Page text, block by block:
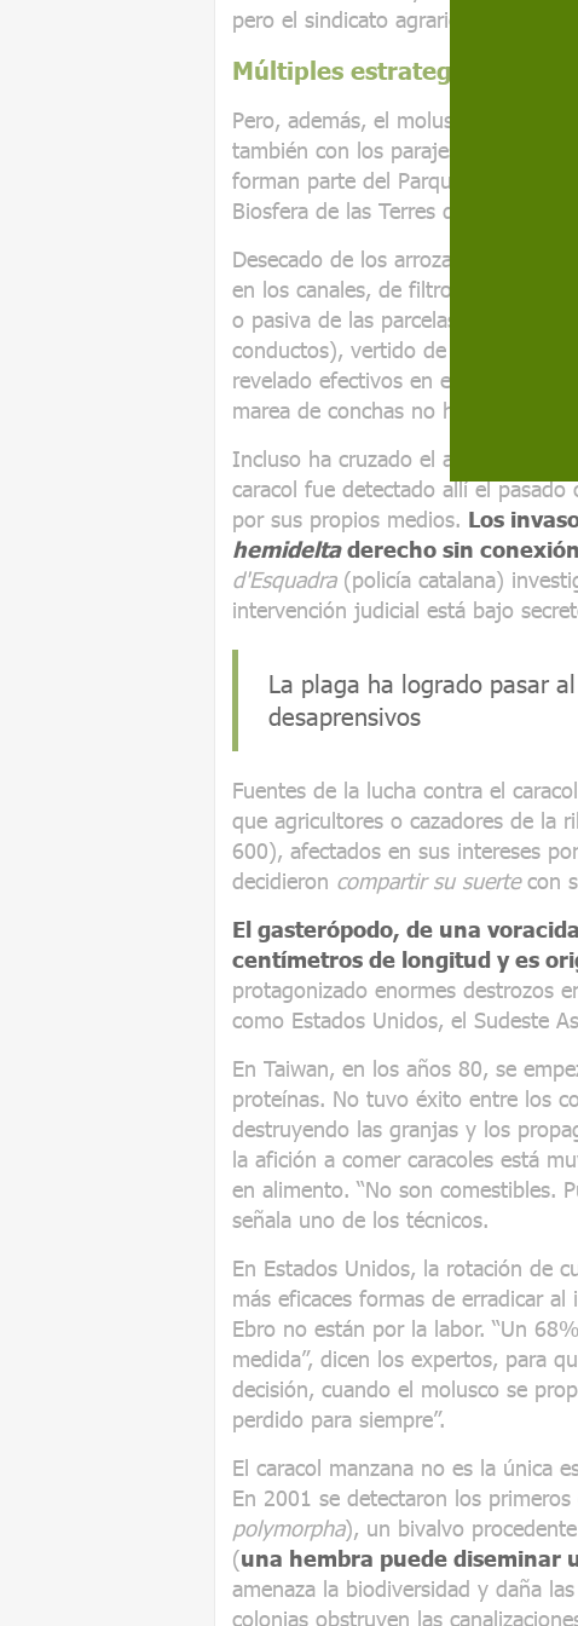
pero el sindicato agrario Unió de
Múltiples estrategias
Pero, además, el molusco
también con los parajes naturales
forman parte del Parque Natural
Biosfera de las Terres de l'Ebre,
Desecado de los arrozales durante
en los canales, de filtros en las
o pasiva de las parcelas (dejando
conductos), vertido de cal viva en
revelado efectivos en estos cuatro
marea de conchas no ha dejado de
Incluso ha cruzado el ancho río y
caracol fue detectado allí el
por sus propios medios. Los
hemideltaderecho sin
d'Esquadra(policía catalana)
intervención judicial está bajo
La plaga ha logrado pasar
desaprensivos
Fuentes de la lucha contra el
que agricultores o cazadores de la
600), afectados en sus intereses
decidieron compartir su suertecon
El gasterópodo, de una
centímetros de longitud y es
protagonizado enormes destrozos
como Estados Unidos, el Sudeste
En Taiwan, en los años 80, se
proteínas. No tuvo éxito entre los
destruyendo las granjas y los
la afición a comer caracoles está
en alimento. “No son comestibles.
señala uno de los técnicos.
En Estados Unidos, la rotación de
más eficaces formas de erradicar
Ebro no están por la labor. “Un
medida”, dicen los expertos, para
decisión, cuando el molusco se
perdido para siempre”.
El caracol manzana no es la única
En 2001 se detectaron los
polymorpha), un bivalvo
(una hembra puede diseminar
amenaza la biodiversidad y daña
colonias obstruyen las